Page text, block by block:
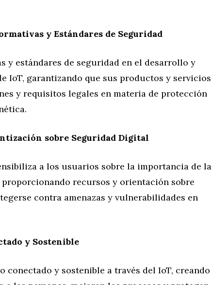
y Estándares de Seguridad
y estándares de seguridad en el desarrollo y
IoT, garantizando que sus productos y servicios
y requisitos legales en materia de protección
sobre Seguridad Digital
a los usuarios sobre la importancia de la
recursos y orientación sobre
contra amenazas y vulnerabilidades en
y Sostenible
conectado y sostenible a través del IoT, creando